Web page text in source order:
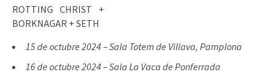
ROTTING CHRIST +
BORKNAGAR + SETH
15 de octubre 2024 – Sala Totem de Villava, Pamplona
16 de octubre 2024 – Sala La Vaca de Ponferrada